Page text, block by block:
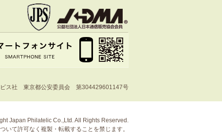
ビス社 東京都公安委員会 第304429601147号
Japan Philatelic Co.,Ltd. All Rights Reserved.
いて許可なく複製・転載することを禁じます。